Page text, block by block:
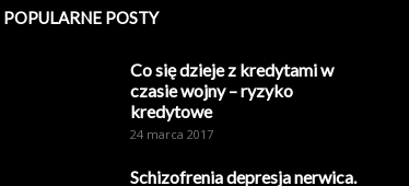
POPULARNE POSTY
Co się dzieje z kredytami w
czasie wojny – ryzyko
kredytowe
24 marca 2017
Schizofrenia depresja nerwica.